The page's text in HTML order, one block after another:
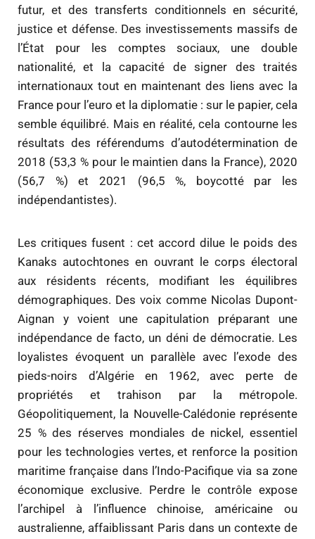
futur, et des transferts conditionnels en sécurité,
justice et défense. Des investissements massifs de
l’État pour les comptes sociaux, une double
nationalité, et la capacité de signer des traités
internationaux tout en maintenant des liens avec la
France pour l’euro et la diplomatie : sur le papier, cela
semble équilibré. Mais en réalité, cela contourne les
résultats des référendums d’autodétermination de
2018 (53,3 % pour le maintien dans la France), 2020
(56,7 %) et 2021 (96,5 %, boycotté par les
indépendantistes).
Les critiques fusent : cet accord dilue le poids des
Kanaks autochtones en ouvrant le corps électoral
aux résidents récents, modifiant les équilibres
démographiques. Des voix comme Nicolas Dupont-
Aignan y voient une capitulation préparant une
indépendance de facto, un déni de démocratie. Les
loyalistes évoquent un parallèle avec l’exode des
pieds-noirs d’Algérie en 1962, avec perte de
propriétés et trahison par la métropole.
Géopolitiquement, la Nouvelle-Calédonie représente
25 % des réserves mondiales de nickel, essentiel
pour les technologies vertes, et renforce la position
maritime française dans l’Indo-Pacifique via sa zone
économique exclusive. Perdre le contrôle expose
l’archipel à l’influence chinoise, américaine ou
australienne, affaiblissant Paris dans un contexte de